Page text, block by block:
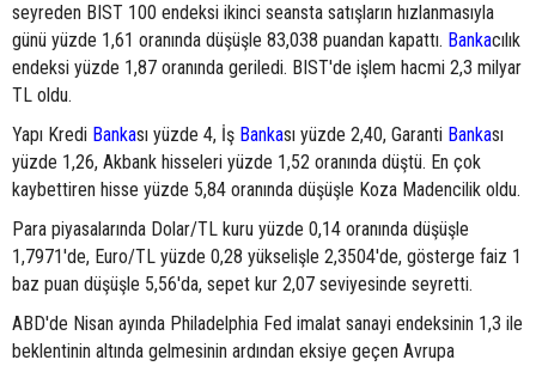
seyreden BIST 100 endeksi ikinci seansta satışların hızlanmasıyla
günü yüzde 1,61 oranında düşüşle 83,038 puandan kapattı. Bankacılık
endeksi yüzde 1,87 oranında geriledi. BIST'de işlem hacmi 2,3 milyar
TL oldu.
Yapı Kredi Bankası yüzde 4, İş Bankası yüzde 2,40, Garanti Bankası
yüzde 1,26, Akbank hisseleri yüzde 1,52 oranında düştü. En çok
kaybettiren hisse yüzde 5,84 oranında düşüşle Koza Madencilik oldu.
Para piyasalarında Dolar/TL kuru yüzde 0,14 oranında düşüşle
1,7971'de, Euro/TL yüzde 0,28 yükselişle 2,3504'de, gösterge faiz 1
baz puan düşüşle 5,56'da, sepet kur 2,07 seviyesinde seyretti.
ABD'de Nisan ayında Philadelphia Fed imalat sanayi endeksinin 1,3 ile
beklentinin altında gelmesinin ardından eksiye geçen Avrupa